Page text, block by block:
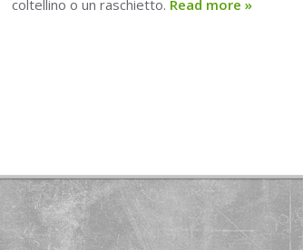
coltellino o un raschietto. Read more »